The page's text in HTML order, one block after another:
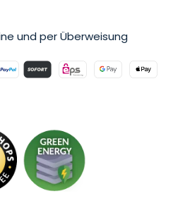
und per Überweisung